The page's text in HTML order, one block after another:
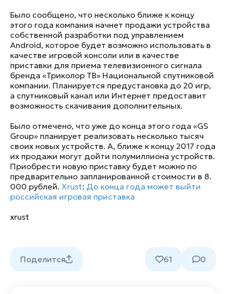
Было сообщено, что несколько ближе к концу
этого года компания начнет продажи устройства
собственной разработки под управлением
Android, которое будет возможно использовать в
качестве игровой консоли или в качестве
приставки для приема телевизионного сигнала
бренда «Триколор ТВ» Национальной спутниковой
компании. Планируется предустановка до 20 игр,
а спутниковый канал или Интернет предоставит
возможность скачивания дополнительных.
Было отмечено, что уже до конца этого года «GS
Group» планирует реализовать несколько тысяч
своих новых устройств. А, ближе к концу 2017 года
их продажи могут дойти полумиллиона устройств.
Приобрести новую приставку будет можно по
предварительно запланированной стоимости в 8.
000 рублей. Xrust: До конца года может выйти
российская игровая приставка
xrust
Поделится 61 0